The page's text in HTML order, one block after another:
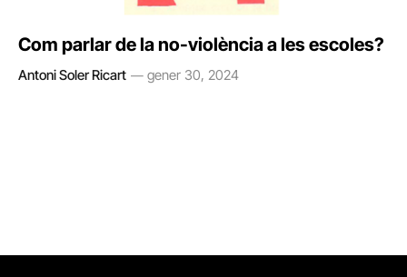
Com parlar de la no-violència a les escoles?
Antoni Soler Ricart gener 30, 2024